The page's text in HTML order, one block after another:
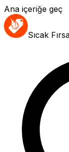
Ana içeriğe geç
Sıcak